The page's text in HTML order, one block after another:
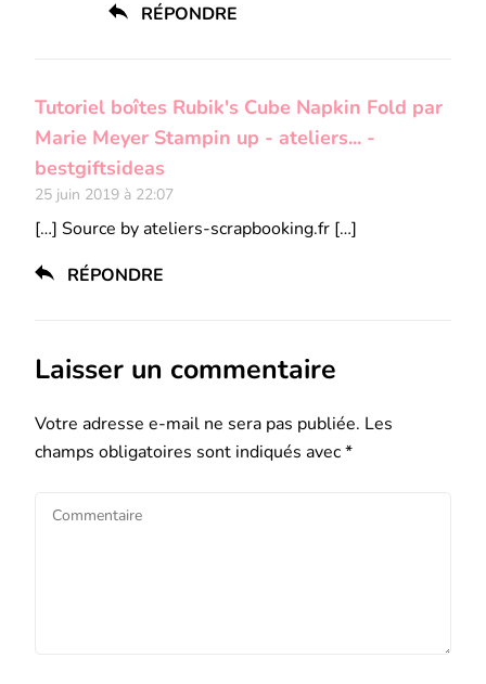
RÉPONDRE
Tutoriel boîtes Rubik's Cube Napkin Fold par
Marie Meyer Stampin up - ateliers... -
bestgiftsideas
25 juin 2019 à 22:07
[…] Source by ateliers-scrapbooking.fr […]
RÉPONDRE
Laisser un commentaire
Votre adresse e-mail ne sera pas publiée. Les
champs obligatoires sont indiqués avec*